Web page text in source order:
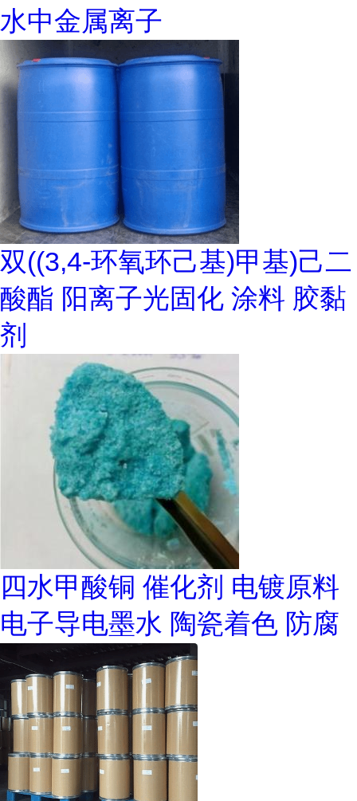
水中金属离子
双((3,4-环氧环己基)甲基)己二
酸酯 阳离子光固化 涂料 胶黏
剂
四水甲酸铜 催化剂 电镀原料
电子导电墨水 陶瓷着色 防腐